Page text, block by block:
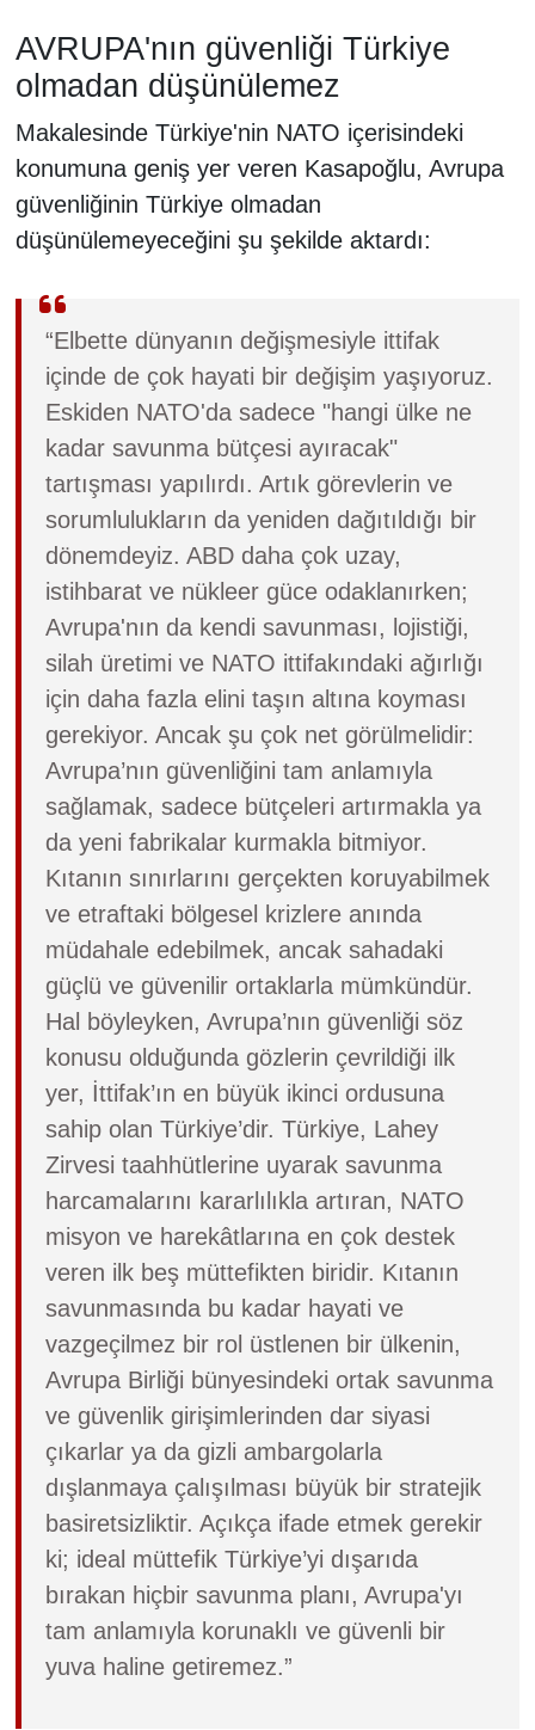
AVRUPA'nın güvenliği Türkiye
olmadan düşünülemez
Makalesinde Türkiye'nin NATO içerisindeki
konumuna geniş yer veren Kasapoğlu, Avrupa
güvenliğinin Türkiye olmadan
düşünülemeyeceğini şu şekilde aktardı:
“Elbette dünyanın değişmesiyle ittifak
içinde de çok hayati bir değişim yaşıyoruz.
Eskiden NATO'da sadece "hangi ülke ne
kadar savunma bütçesi ayıracak"
tartışması yapılırdı. Artık görevlerin ve
sorumlulukların da yeniden dağıtıldığı bir
dönemdeyiz. ABD daha çok uzay,
istihbarat ve nükleer güce odaklanırken;
Avrupa'nın da kendi savunması, lojistiği,
silah üretimi ve NATO ittifakındaki ağırlığı
için daha fazla elini taşın altına koyması
gerekiyor. Ancak şu çok net görülmelidir:
Avrupa’nın güvenliğini tam anlamıyla
sağlamak, sadece bütçeleri artırmakla ya
da yeni fabrikalar kurmakla bitmiyor.
Kıtanın sınırlarını gerçekten koruyabilmek
ve etraftaki bölgesel krizlere anında
müdahale edebilmek, ancak sahadaki
güçlü ve güvenilir ortaklarla mümkündür.
Hal böyleyken, Avrupa’nın güvenliği söz
konusu olduğunda gözlerin çevrildiği ilk
yer, İttifak’ın en büyük ikinci ordusuna
sahip olan Türkiye’dir. Türkiye, Lahey
Zirvesi taahhütlerine uyarak savunma
harcamalarını kararlılıkla artıran, NATO
misyon ve harekâtlarına en çok destek
veren ilk beş müttefikten biridir. Kıtanın
savunmasında bu kadar hayati ve
vazgeçilmez bir rol üstlenen bir ülkenin,
Avrupa Birliği bünyesindeki ortak savunma
ve güvenlik girişimlerinden dar siyasi
çıkarlar ya da gizli ambargolarla
dışlanmaya çalışılması büyük bir stratejik
basiretsizliktir. Açıkça ifade etmek gerekir
ki; ideal müttefik Türkiye’yi dışarıda
bırakan hiçbir savunma planı, Avrupa'yı
tam anlamıyla korunaklı ve güvenli bir
yuva haline getiremez.”